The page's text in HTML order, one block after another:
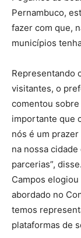
Pernambuco,
fazer com que,
municípios
Representando
visitantes, o
comentou sobre
importante que
nós é um
na nossa
parcerias”,
Campos elogiou
abordado no
temos
plataformas de